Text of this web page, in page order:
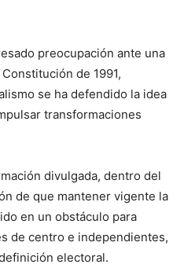
preocupación ante una
de 1991,
se ha defendido la idea
transformaciones
divulgada, dentro del
de que mantener vigente la
en un obstáculo para
de centro e independientes,
electoral.